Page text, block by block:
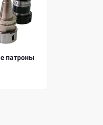
Ключи для цанговых патронов